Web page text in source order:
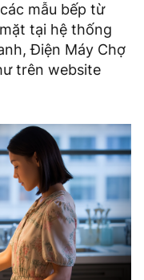
mẫu bếp từ
tại hệ thống
Điện Máy Chợ
trên website